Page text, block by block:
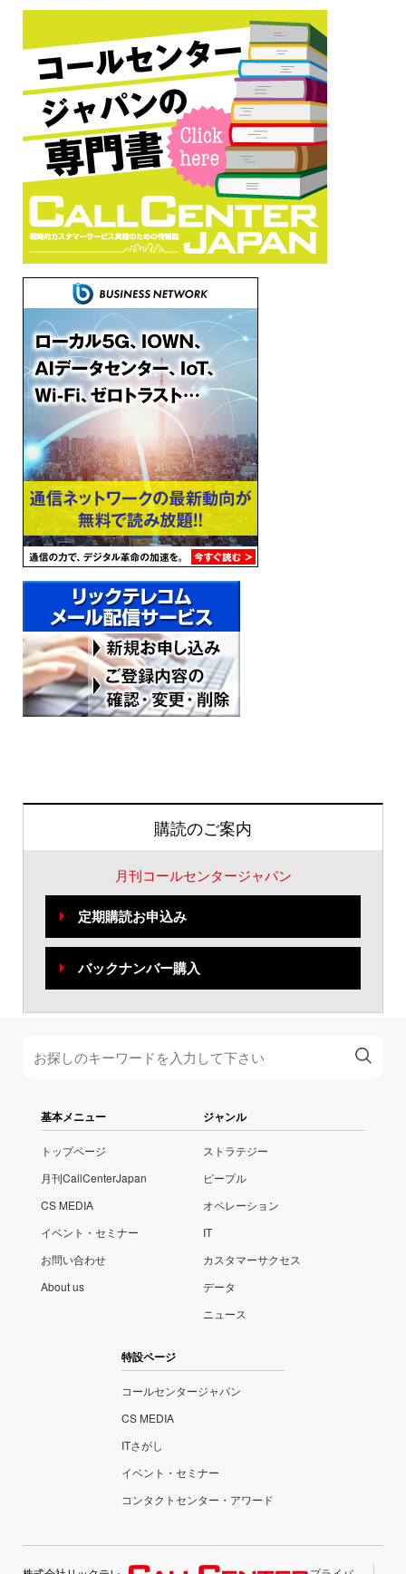
購読のご案内
月刊コールセンタージャパン
定期購読お申込み
バックナンバー購入
基本メニュー
トップページ
月刊CallCenterJapan
CS MEDIA
イベント・セミナー
お問い合わせ
About us
ジャンル
ストラテジー
ピープル
オペレーション
IT
カスタマーサクセス
データ
ニュース
特設ページ
コールセンタージャパン
CS MEDIA
ITさがし
イベント・セミナー
コンタクトセンター・アワード